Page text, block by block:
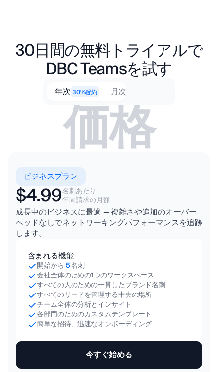
人事と採用
デザインとビデオ制
作
30日間の無料トライアルで
DBC Teamsを試す
年次 30%節約 月次
価格
ビジネスプラン
$4.99名刺あたり
年間請求の月額
成長中のビジネスに最適 — 複雑さや追加のオーバー
ヘッドなしでネットワーキングパフォーマンスを追跡
します。
含まれる機能
開始から 5名刺
会社全体のための1つのワークスペース
すべての人のための一貫したブランド名刺
すべてのリードを管理する中央の場所
チーム全体の分析とインサイト
各部門のためのカスタムテンプレート
簡単な招待、迅速なオンボーディング
今すぐ始める